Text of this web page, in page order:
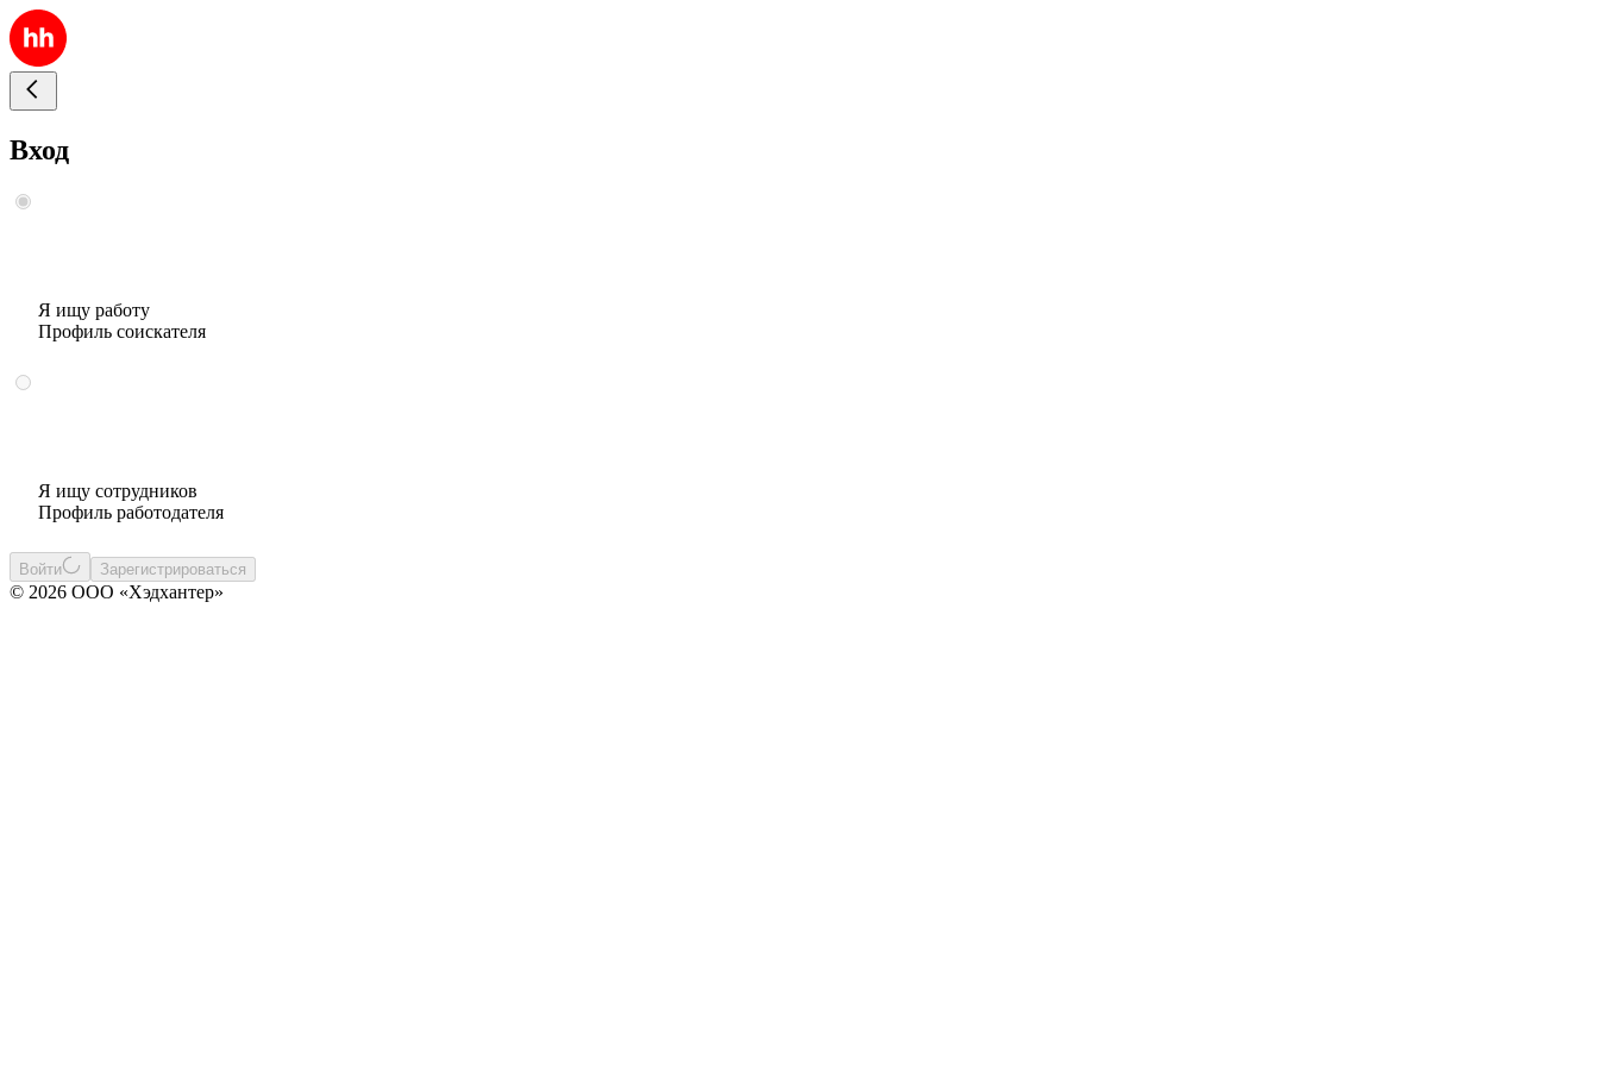
Вход
Я ищу работу
Профиль соискателя
Я ищу сотрудников
Профиль работодателя
Войти Зарегистрироваться
© 2026 ООО «Хэдхантер»